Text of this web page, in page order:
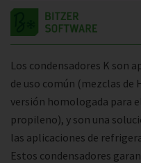
Los condensadores K son
de uso común (mezclas de
versión homologada para
propileno), y son una
las aplicaciones de
Estos condensadores